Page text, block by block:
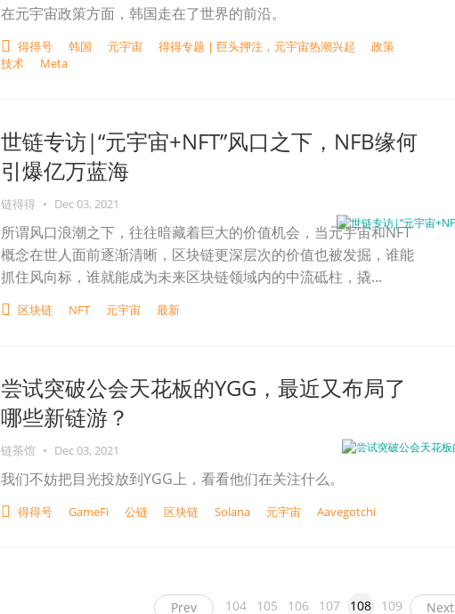
在元宇宙政策方面，韩国走在了世界的前沿。
得得号 韩国 元宇宙 得得专题 | 巨头押注，元宇宙热潮兴起
政策
技术
Meta
世链专访|“元宇宙+NFT”风口之下，NFB缘何
引爆亿万蓝海
链得得 • Dec 03, 2021
所谓风口浪潮之下，往往暗藏着巨大的价值机会，当元宇宙和NFT
概念在世人面前逐渐清晰，区块链更深层次的价值也被发掘，谁能
抓住风向标，谁就能成为未来区块链领域内的中流砥柱，撬...
区块链 NFT 元宇宙 最新
尝试突破公会天花板的YGG，最近又布局了
哪些新链游？
链茶馆 • Dec 03, 2021
我们不妨把目光投放到YGG上，看看他们在关注什么。
得得号 GameFi 公链 区块链 Solana 元宇宙 Aavegotchi
Prev 104 105 106 107 108 109 Next